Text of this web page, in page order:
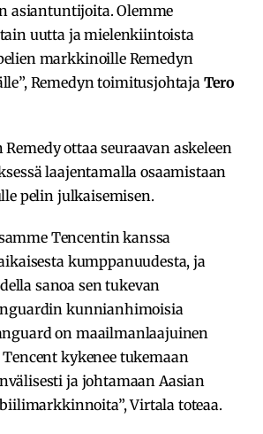
asiantuntijoita. Olemme
uutta ja mielenkiintoista
markkinoille Remedyn
Remedyn toimitusjohtaja Tero
ottaa seuraavan askeleen
laajentamalla osaamistaan
pelin julkaisemisen.
Tencentin kanssa
kumppanuudesta, ja
sanoa sen tukevan
kunnianhimoisia
on maailmanlaajuinen
kykenee tukemaan
ja johtamaan Aasian
Virtala toteaa.